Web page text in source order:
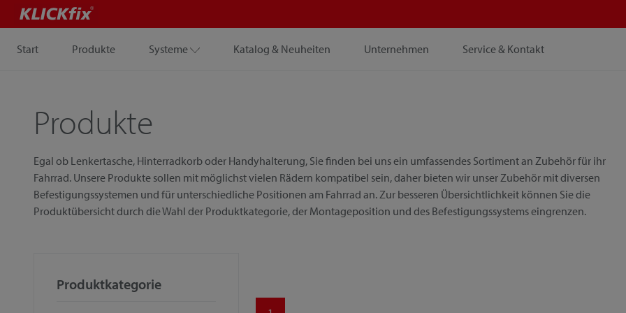
Start Produkte Systeme Katalog & Neuheiten Unternehmen Service & Kontakt
Produkte
Egal ob Lenkertasche, Hinterradkorb oder Handyhalterung, Sie finden bei uns ein umfassendes Sortiment an Zubehör für ihr
Fahrrad. Unsere Produkte sollen mit möglichst vielen Rädern kompatibel sein, daher bieten wir unser Zubehör mit diversen
Befestigungssystemen und für unterschiedliche Positionen am Fahrrad an. Zur besseren Übersichtlichkeit können Sie die
Produktübersicht durch die Wahl der Produktkategorie, der Montageposition und des Befestigungssystems eingrenzen.
Produktkategorie